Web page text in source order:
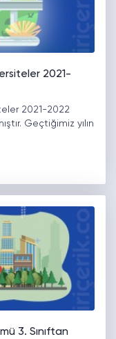
2021-
2021-2022
Geçtiğimiz yılın
3. Sınıftan